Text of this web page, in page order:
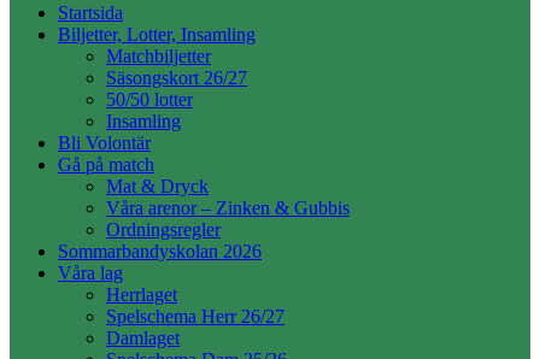
Startsida
Biljetter, Lotter, Insamling
Matchbiljetter
Säsongskort 26/27
50/50 lotter
Insamling
Bli Volontär
Gå på match
Mat & Dryck
Våra arenor – Zinken & Gubbis
Ordningsregler
Sommarbandyskolan 2026
Våra lag
Herrlaget
Spelschema Herr 26/27
Damlaget